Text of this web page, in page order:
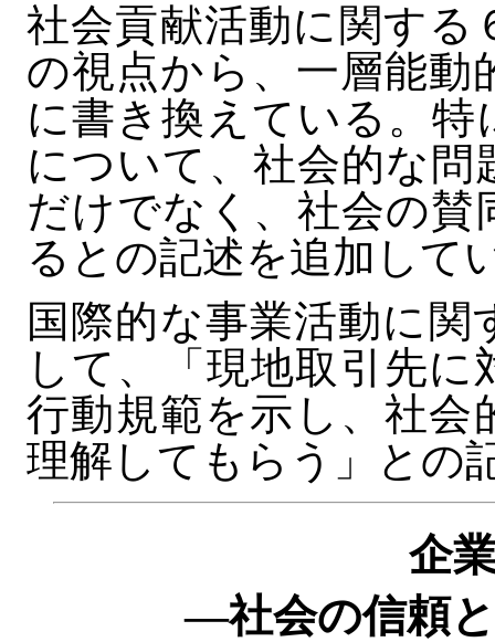
社会貢献活動に関する
の視点から、一層能動
に書き換えている。
について、社会的な
だけでなく、社会の
るとの記述を追加して
国際的な事業活動に
して、「現地取引先
行動規範を示し、社会
理解してもらう」との
企
―社会の信頼